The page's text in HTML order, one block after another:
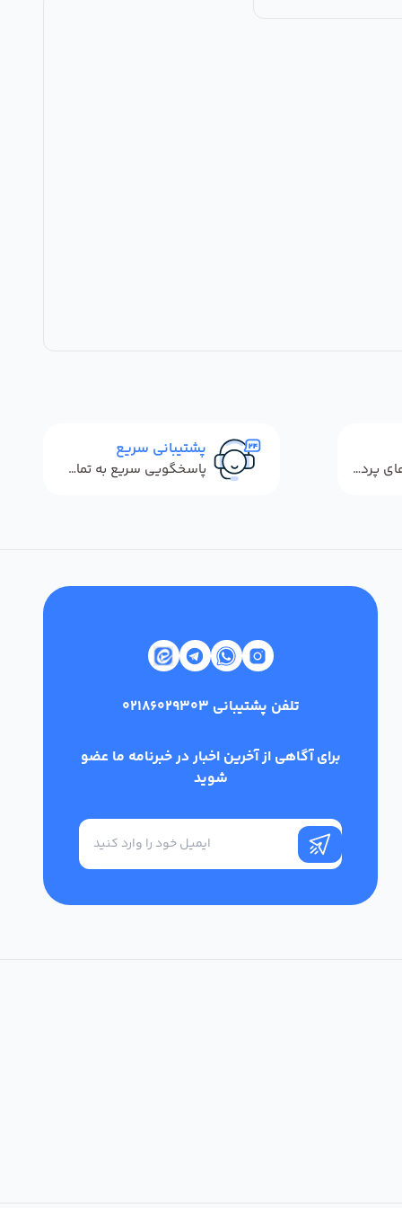
استفاده از روش‌های پرداخت امن
پشتیبانی سریع
پاسخگویی سریع به تماس‌ها و پیام‌ها
تلفن پشتیبانی 02186029303
برای آگاهی از آخرین اخبار در خبرنامه ما عضو
شوید